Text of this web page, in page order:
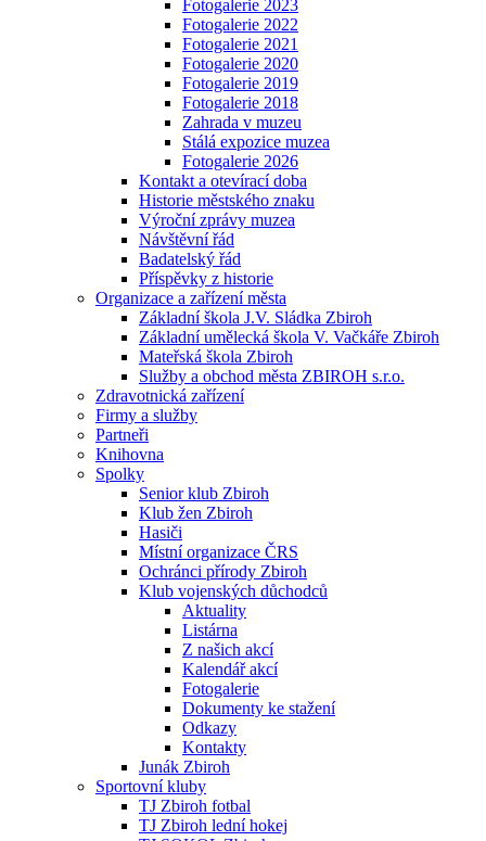
Fotogalerie 2023
Fotogalerie 2022
Fotogalerie 2021
Fotogalerie 2020
Fotogalerie 2019
Fotogalerie 2018
Zahrada v muzeu
Stálá expozice muzea
Fotogalerie 2026
Kontakt a otevírací doba
Historie městského znaku
Výroční zprávy muzea
Návštěvní řád
Badatelský řád
Příspěvky z historie
Organizace a zařízení města
Základní škola J.V. Sládka Zbiroh
Základní umělecká škola V. Vačkáře Zbiroh
Mateřská škola Zbiroh
Služby a obchod města ZBIROH s.r.o.
Zdravotnická zařízení
Firmy a služby
Partneři
Knihovna
Spolky
Senior klub Zbiroh
Klub žen Zbiroh
Hasiči
Místní organizace ČRS
Ochránci přírody Zbiroh
Klub vojenských důchodců
Aktuality
Listárna
Z našich akcí
Kalendář akcí
Fotogalerie
Dokumenty ke stažení
Odkazy
Kontakty
Junák Zbiroh
Sportovní kluby
TJ Zbiroh fotbal
TJ Zbiroh lední hokej